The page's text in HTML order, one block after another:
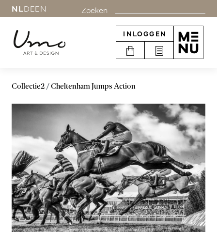
NLDEEN Zoeken
INLOGGEN
Collectie2 Cheltenham Jumps Action